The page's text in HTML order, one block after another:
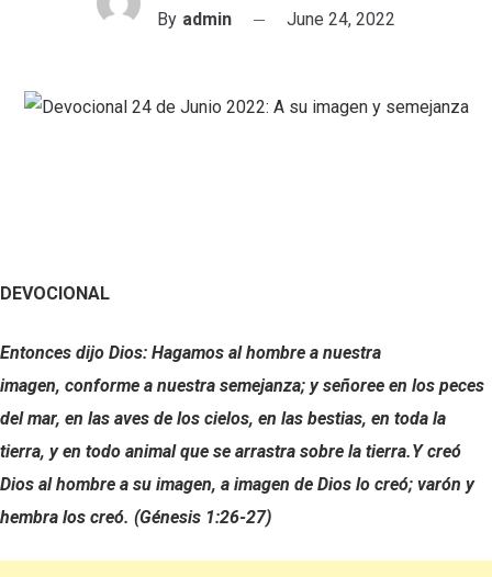
By admin June 24, 2022
DEVOCIONAL
Entonces dijo Dios: Hagamos al hombre a nuestra
imagen, conforme a nuestra semejanza; y señoree en los peces
del mar, en las aves de los cielos, en las bestias, en toda la
tierra, y en todo animal que se arrastra sobre la tierra.Y creó
Dios al hombre a su imagen, a imagen de Dios lo creó; varón y
hembra los creó. (Génesis 1:26-27)